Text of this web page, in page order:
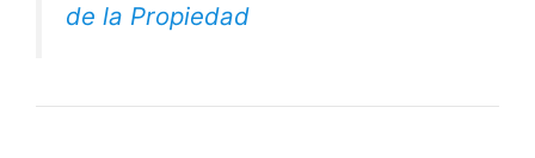
de la Propiedad